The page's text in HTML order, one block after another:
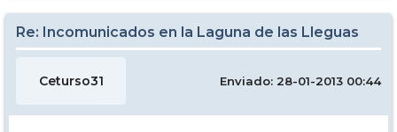
Re: Incomunicados en la Laguna de las Lleguas
Ceturso31 Enviado: 28-01-2013 00:44